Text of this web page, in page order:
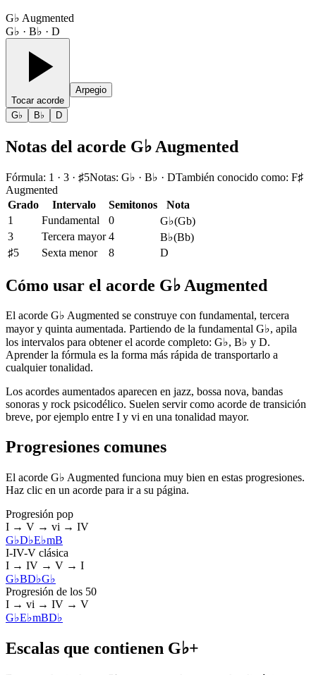
G♭ Augmented
G♭ · B♭ · D
Tocar acorde
Arpegio
G♭ B♭ D
Notas del acorde G♭ Augmented
Fórmula: 1 · 3 · ♯5Notas: G♭ · B♭ · DTambién conocido como: F♯
Augmented
Grado
Intervalo Semitonos
Nota
1
Fundamental 0 G♭(Gb)
3
Tercera mayor 4 B♭(Bb)
♯5
Sexta menor 8 D
Cómo usar el acorde G♭ Augmented
El acorde G♭ Augmented se construye con fundamental, tercera
mayor y quinta aumentada. Partiendo de la fundamental G♭, apila
los intervalos para obtener el acorde completo: G♭, B♭ y D.
Aprender la fórmula es la forma más rápida de transportarlo a
cualquier tonalidad.
Los acordes aumentados aparecen en jazz, bossa nova, bandas
sonoras y rock psicodélico. Suelen servir como acorde de transición
breve, por ejemplo entre I y vi en una tonalidad mayor.
Progresiones comunes
El acorde G♭ Augmented funciona muy bien en estas progresiones.
Haz clic en un acorde para ir a su página.
Progresión pop
I → V → vi → IV
G♭D♭E♭mB
I-IV-V clásica
I → IV → V → I
G♭BD♭G♭
Progresión de los 50
I → vi → IV → V
G♭E♭mBD♭
Escalas que contienen G♭+